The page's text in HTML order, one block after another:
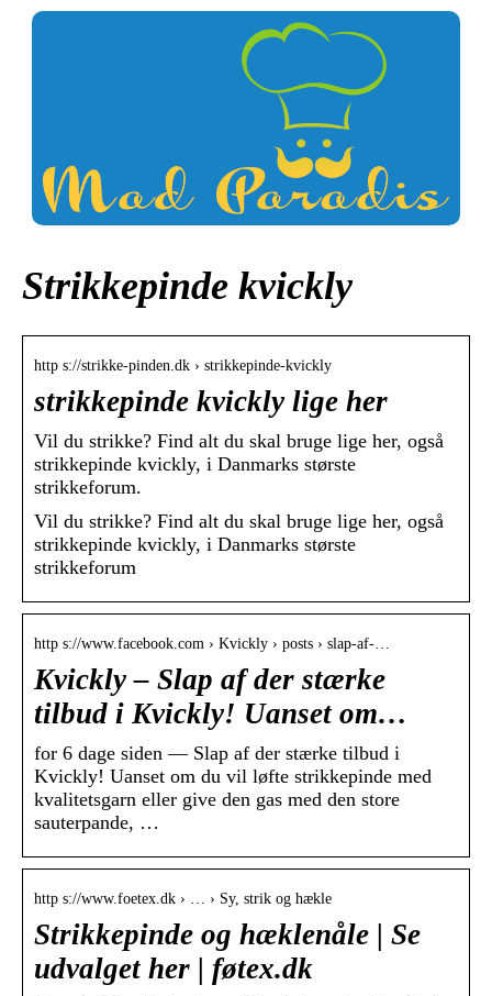
Strikkepinde kvickly
http s://strikke-pinden.dk › strikkepinde-kvickly
strikkepinde kvickly lige her
Vil du strikke? Find alt du skal bruge lige her, også
strikkepinde kvickly, i Danmarks største
strikkeforum.
Vil du strikke? Find alt du skal bruge lige her, også
strikkepinde kvickly, i Danmarks største
strikkeforum
http s://www.facebook.com › Kvickly › posts › slap-af-…
Kvickly – Slap af der stærke
tilbud i Kvickly! Uanset om…
for 6 dage siden — Slap af der stærke tilbud i
Kvickly! Uanset om du vil løfte strikkepinde med
kvalitetsgarn eller give den gas med den store
sauterpande, …
http s://www.foetex.dk › … › Sy, strik og hækle
Strikkepinde og hæklenåle | Se
udvalget her | føtex.dk